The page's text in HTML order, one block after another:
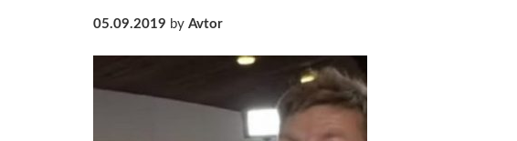
05.09.2019 by Avtor